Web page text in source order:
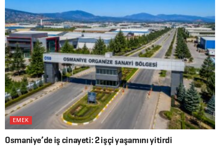
EMEK
Osmaniye’de iş cinayeti: 2 işçi yaşamını yitirdi